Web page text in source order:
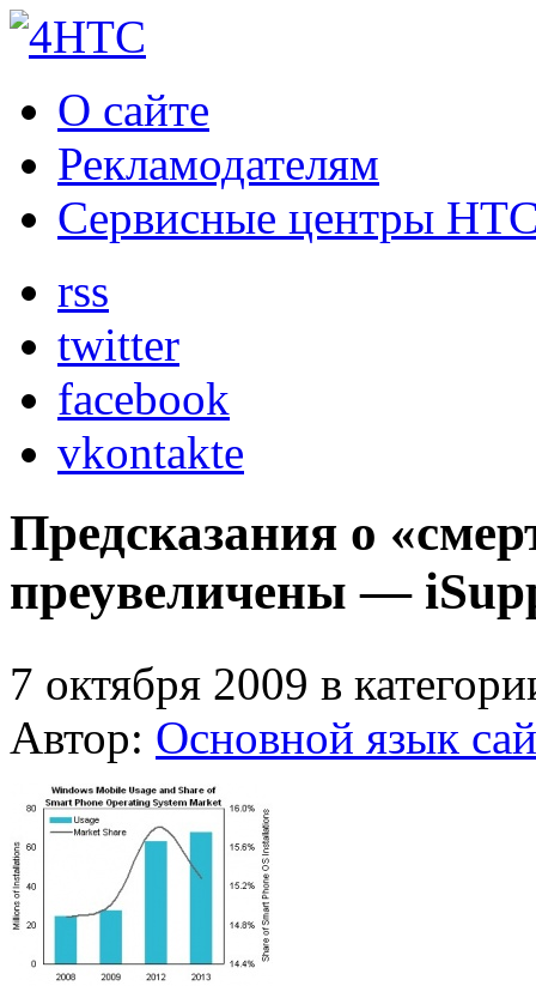
О сайте
Рекламодателям
Сервисные центры
rss
twitter
facebook
vkontakte
Предсказания о
преувеличены —
7 октября 2009 в
Автор: Основной язык